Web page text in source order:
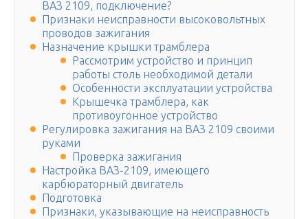
ВАЗ 2109, подключение?
Признаки неисправности высоковольтных
проводов зажигания
Назначение крышки трамблера
Рассмотрим устройство и принцип
работы столь необходимой детали
Особенности эксплуатации устройства
Крышечка трамблера, как
противоугонное устройство
Регулировка зажигания на ВАЗ 2109 своими
руками
Проверка зажигания
Настройка ВАЗ-2109, имеющего
карбюраторный двигатель
Подготовка
Признаки, указывающие на неисправность